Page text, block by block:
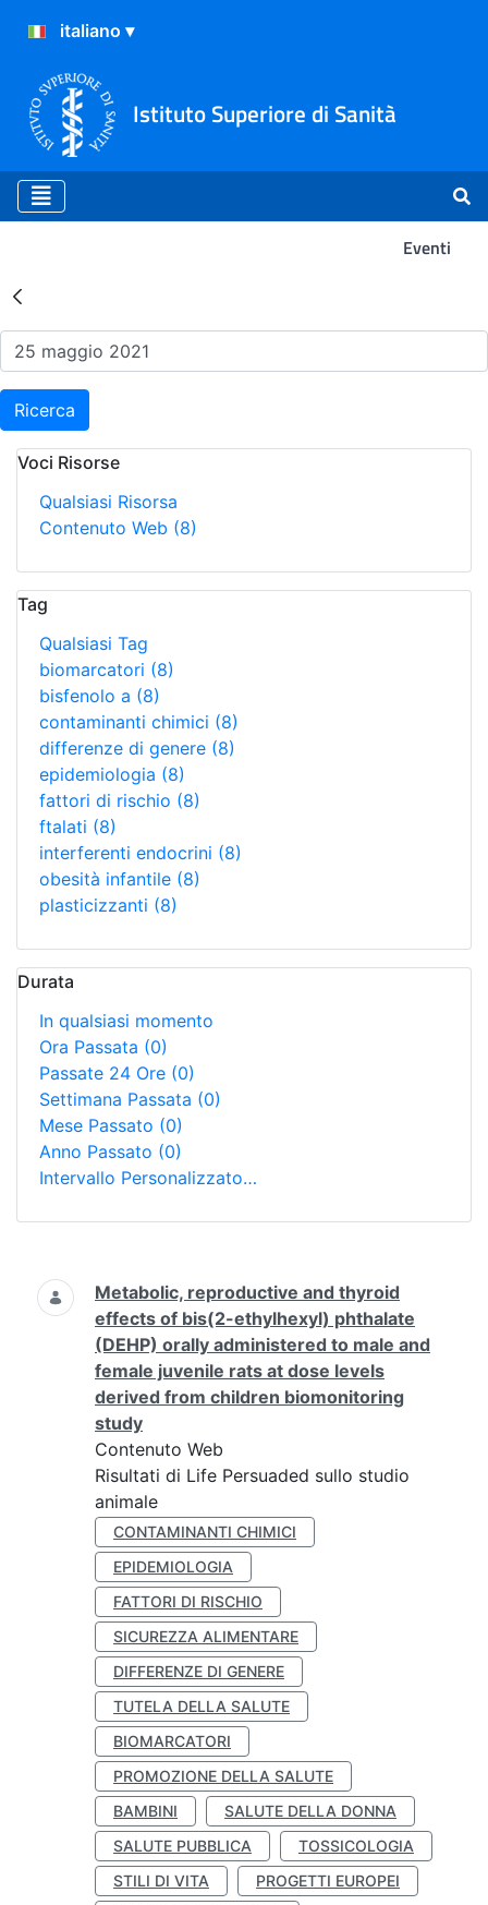
Istituto Superiore di Sanità
Eventi
Risultati della Ricerca -
Ricerca
Voci Risorse
Qualsiasi Risorsa
Contenuto Web (8)
Tag
Qualsiasi Tag
biomarcatori (8)
bisfenolo a (8)
contaminanti chimici (8)
differenze di genere (8)
epidemiologia (8)
fattori di rischio (8)
ftalati (8)
interferenti endocrini (8)
obesità infantile (8)
plasticizzanti (8)
Durata
In qualsiasi momento
Ora Passata (0)
Passate 24 Ore (0)
Settimana Passata (0)
Mese Passato (0)
Anno Passato (0)
Intervallo Personalizzato…
Ricerca
Metabolic, reproductive and thyroid
effects of bis(2-ethylhexyl) phthalate
(DEHP) orally administered to male and
female juvenile rats at dose levels
derived from children biomonitoring
study
Contenuto Web
Risultati di Life Persuaded sullo studio
animale
CONTAMINANTI CHIMICI
EPIDEMIOLOGIA
FATTORI DI RISCHIO
SICUREZZA ALIMENTARE
DIFFERENZE DI GENERE
TUTELA DELLA SALUTE
BIOMARCATORI
PROMOZIONE DELLA SALUTE
BAMBINI
SALUTE DELLA DONNA
SALUTE PUBBLICA
TOSSICOLOGIA
STILI DI VITA
PROGETTI EUROPEI